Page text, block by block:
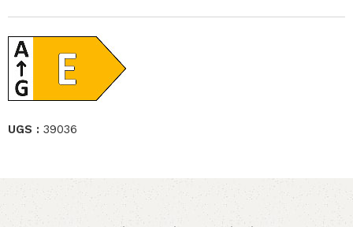
UGS : 39036